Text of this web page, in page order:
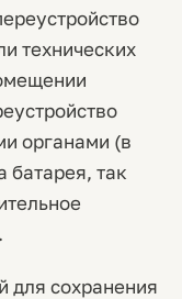
технических
органами (в
батарея, так
для сохранения